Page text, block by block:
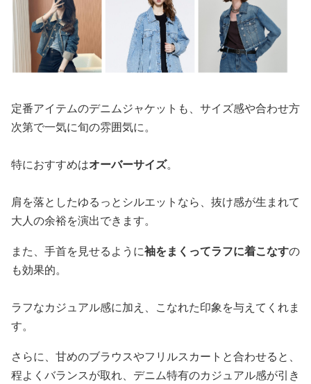
定番アイテムのデニムジャケットも、サイズ感や合わせ方
次第で一気に旬の雰囲気に。
特におすすめはオーバーサイズ。
肩を落としたゆるっとシルエットなら、抜け感が生まれて
大人の余裕を演出できます。
また、手首を見せるように袖をまくってラフに着こなすの
も効果的。
ラフなカジュアル感に加え、こなれた印象を与えてくれま
す。
さらに、甘めのブラウスやフリルスカートと合わせると、
程よくバランスが取れ、デニム特有のカジュアル感が引き